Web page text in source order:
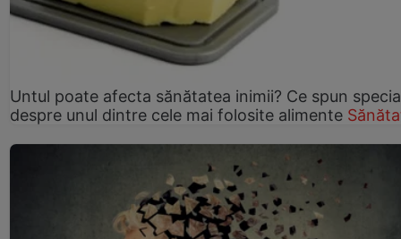
Untul poate afecta sănătatea inimii? Ce spun
despre unul dintre cele mai folosite alimente